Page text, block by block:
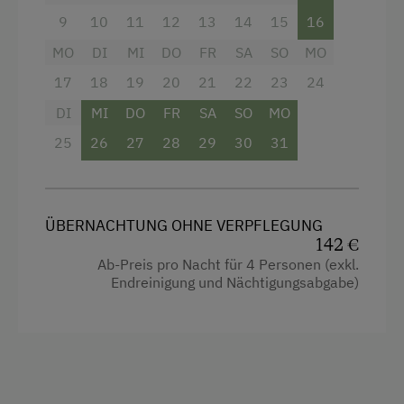
Wassersport
Winterritte
Zusätzliche Ausstattungsmerkmale
AQUA DOME - die Tirol Therme Längenfeld
direkt neben uns!
Balkon/Terrasse
Dusche
Reinigungsausstattung in der Wohnung
Toilette
9
10
11
12
13
14
15
16
MO
17
DI
18
MI
19
DO
20
FR
21
SA
22
SO
23
MO
24
DI
25
MI
26
DO
27
FR
28
SA
29
SO
30
MO
31
ÜBERNACHTUNG OHNE VERPFLEGUNG
142 €
Ab-Preis pro Nacht für 4 Personen (exkl.
Endreinigung und Nächtigungsabgabe)